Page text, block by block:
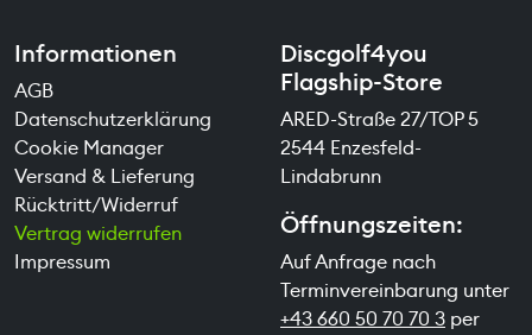
Informationen
AGB
Datenschutzerklärung
Cookie Manager
Versand & Lieferung
Rücktritt/Widerruf
Vertrag widerrufen
Impressum
Discgolf4you
Flagship-Store
ARED-Straße 27/TOP 5
2544 Enzesfeld-
Lindabrunn
Öffnungszeiten:
Auf Anfrage nach
Terminvereinbarung unter
+43 660 50 70 70 3 per